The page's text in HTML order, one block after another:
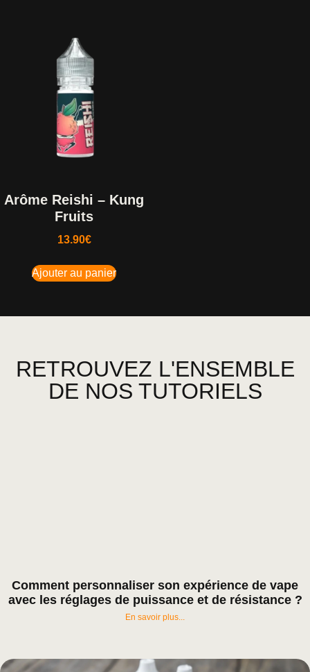
Arôme Reishi – Kung
Fruits
13.90€
Ajouter au panier
RETROUVEZ L'ENSEMBLE
DE NOS TUTORIELS
Comment personnaliser son expérience de vape
avec les réglages de puissance et de résistance ?
En savoir plus...